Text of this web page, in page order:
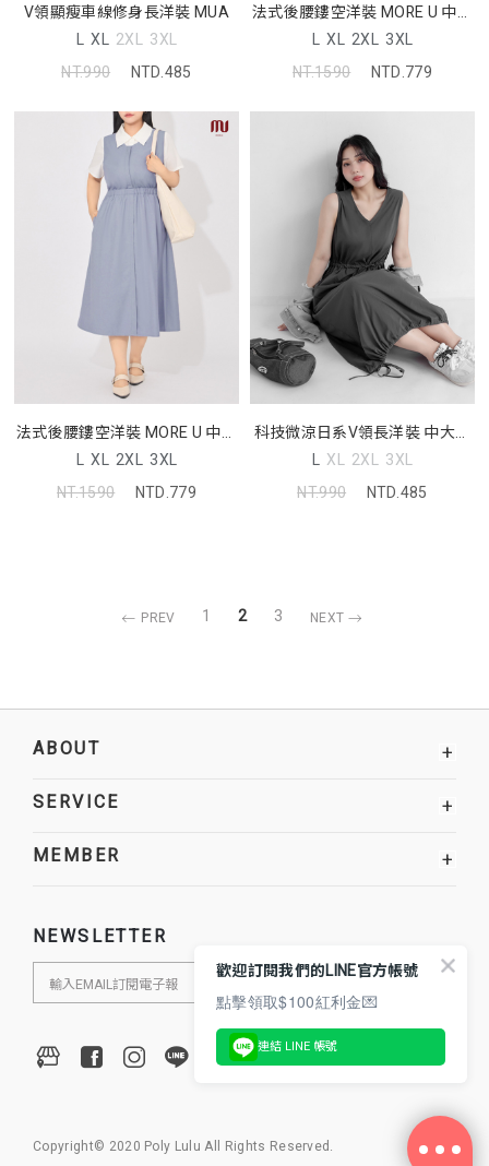
V領顯瘦車線修身長洋裝 MUA
L XL 2XL 3XL
NT.990
NTD.485
法式後腰鏤空洋裝 MORE U 中大
尺碼洋裝
L XL 2XL 3XL
NT.1590
NTD.779
法式後腰鏤空洋裝 MORE U 中大
尺碼洋裝
L XL 2XL 3XL
NT.1590
NTD.779
科技微涼日系V領長洋裝 中大尺
碼洋裝
L XL 2XL 3XL
NT.990
NTD.485
PREV 1 2 3 NEXT
ABOUT +
SERVICE +
MEMBER +
NEWSLETTER
Copyright© 2020 Poly Lulu All Rights Reserved.
歡迎訂閱我們的LINE官方帳號
點擊領取$100紅利金💌
連結 LINE 帳號